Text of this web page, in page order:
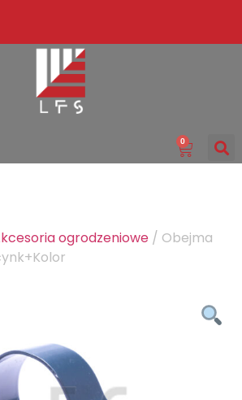
0
ogrodzeniowe / Obejma